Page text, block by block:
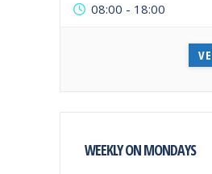
08:00 - 18:00
WEEKLY ON MONDAYS